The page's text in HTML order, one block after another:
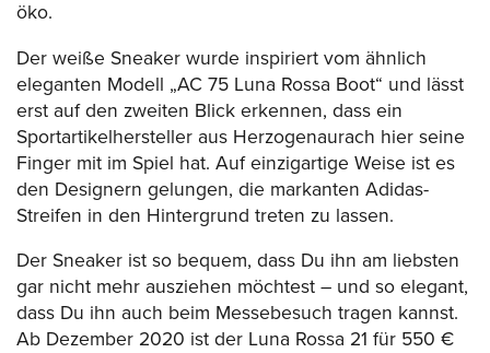
öko.
Der weiße Sneaker wurde inspiriert vom ähnlich
eleganten Modell „AC 75 Luna Rossa Boot“ und lässt
erst auf den zweiten Blick erkennen, dass ein
Sportartikelhersteller aus Herzogenaurach hier seine
Finger mit im Spiel hat. Auf einzigartige Weise ist es
den Designern gelungen, die markanten Adidas-
Streifen in den Hintergrund treten zu lassen.
Der Sneaker ist so bequem, dass Du ihn am liebsten
gar nicht mehr ausziehen möchtest – und so elegant,
dass Du ihn auch beim Messebesuch tragen kannst.
Ab Dezember 2020 ist der Luna Rossa 21 für 550 €